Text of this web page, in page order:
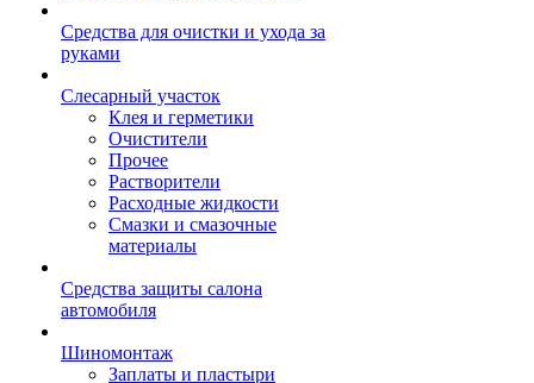
Средства для очистки и ухода за
руками
Слесарный участок
Клея и герметики
Очистители
Прочее
Растворители
Расходные жидкости
Смазки и смазочные
материалы
Средства защиты салона
автомобиля
Шиномонтаж
Заплаты и пластыри